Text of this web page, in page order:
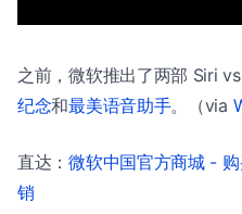
之前，微软推出了两部 Siri
纪念和最美语音助手。（via
直达：微软中国官方商城 -
销